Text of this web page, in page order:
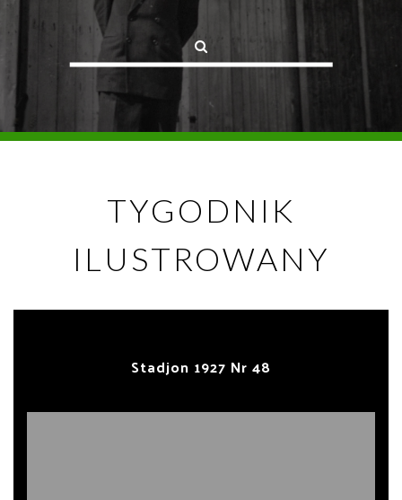
TYGODNIK
ILUSTROWANY
Stadjon 1927 Nr 48